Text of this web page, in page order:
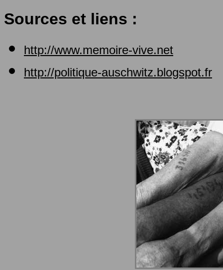
Sources et liens :
http://www.memoire-vive.net
http://politique-auschwitz.blogspot.fr